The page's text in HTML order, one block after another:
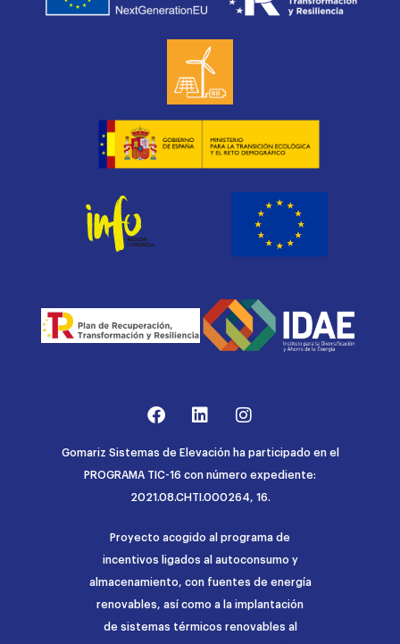
Gomariz Sistemas de Elevación ha participado en el
PROGRAMA TIC-16 con número expediente:
2021.08.CHTI.000264, 16.
Proyecto acogido al programa de
incentivos ligados al autoconsumo y
almacenamiento, con fuentes de energía
renovables, así como a la implantación
de sistemas térmicos renovables al